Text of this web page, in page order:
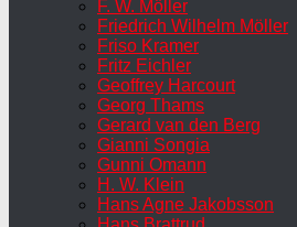
F. W. Möller
Friedrich Wilhelm Möller
Friso Kramer
Fritz Eichler
Geoffrey Harcourt
Georg Thams
Gerard van den Berg
Gianni Songia
Gunni Omann
H. W. Klein
Hans Agne Jakobsson